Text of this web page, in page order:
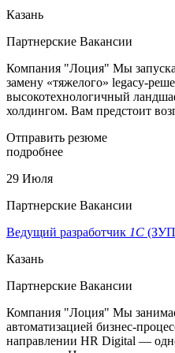
Казань
Партнерские Вакансии
Компания "Лоция" Мы
замену «тяжелого» legacy-
высокотехнологичный
холдингом. Вам предстоит
Отправить резюме
подробнее
29 Июля
Партнерские Вакансии
Ведущий разработчик 1С
Казань
Партнерские Вакансии
Компания "Лоция" Мы
автоматизацией бизнес-
направлении HR Digital —